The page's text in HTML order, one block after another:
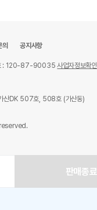
판매종료
의 공지사항
호 : 120-87-90035사업자정보확인
산DK 507호, 508호 (가산동)